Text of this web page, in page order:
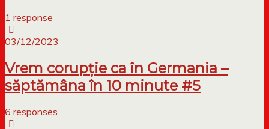
1 response
03/12/2023
Vrem corupție ca în Germania –
săptămâna în 10 minute #5
6 responses